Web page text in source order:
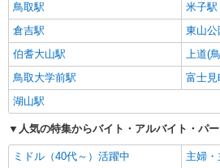
鳥取駅
米子駅
倉吉駅
東山公
伯耆大山駅
上道(
鳥取大学前駅
富士見
湖山駅
人気の特集からバイト・アルバイト・パ
ミドル（40代～）活躍中
主婦